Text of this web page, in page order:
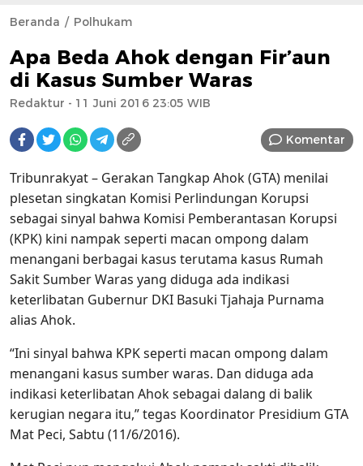
Beranda Polhukam
Apa Beda Ahok dengan Fir’aun
di Kasus Sumber Waras
Redaktur - 11 Juni 2016 23:05 WIB
Komentar
Tribunrakyat – Gerakan Tangkap Ahok (GTA) menilai
plesetan singkatan Komisi Perlindungan Korupsi
sebagai sinyal bahwa Komisi Pemberantasan Korupsi
(KPK) kini nampak seperti macan ompong dalam
menangani berbagai kasus terutama kasus Rumah
Sakit Sumber Waras yang diduga ada indikasi
keterlibatan Gubernur DKI Basuki Tjahaja Purnama
alias Ahok.
“Ini sinyal bahwa KPK seperti macan ompong dalam
menangani kasus sumber waras. Dan diduga ada
indikasi keterlibatan Ahok sebagai dalang di balik
kerugian negara itu,” tegas Koordinator Presidium GTA
Mat Peci, Sabtu (11/6/2016).